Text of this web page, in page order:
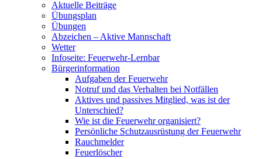
Aktuelle Beiträge
Übungsplan
Übungen
Abzeichen – Aktive Mannschaft
Wetter
Infoseite: Feuerwehr-Lernbar
Bürgerinformation
Aufgaben der Feuerwehr
Notruf und das Verhalten bei Notfällen
Aktives und passives Mitglied, was ist der
Unterschied?
Wie ist die Feuerwehr organisiert?
Persönliche Schutzausrüstung der Feuerwehr
Rauchmelder
Feuerlöscher